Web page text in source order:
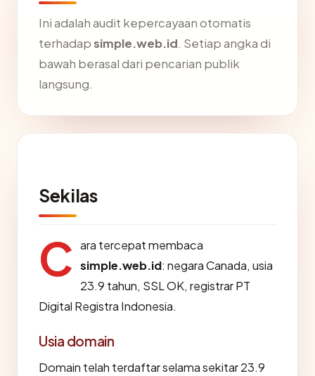
Ini adalah audit kepercayaan otomatis
terhadapsimple.web.id. Setiap angka di
bawah berasal dari pencarian publik
langsung.
Sekilas
C ara tercepat membaca
simple.web.id: negara Canada, usia
23.9 tahun, SSL OK, registrar PT
Digital Registra Indonesia.
Usia domain
Domain telah terdaftar selama sekitar 23.9